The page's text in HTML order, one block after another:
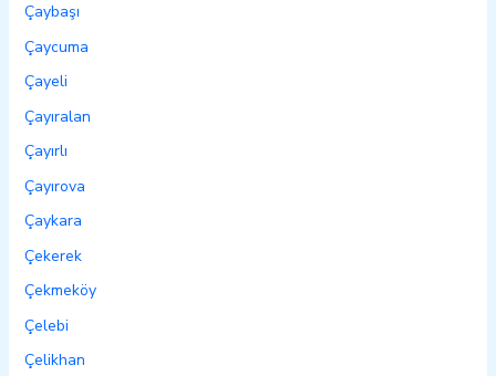
Çaybaşı
Çaycuma
Çayeli
Çayıralan
Çayırlı
Çayırova
Çaykara
Çekerek
Çekmeköy
Çelebi
Çelikhan